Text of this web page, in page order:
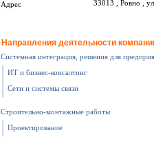
Адрес
33013 , Ровно ,
Направления деятельности
Системная интеграция, решения для
ИТ и бизнес-консалтинг
Сети и системы связи
Строительно-монтажные работы
Проектирование